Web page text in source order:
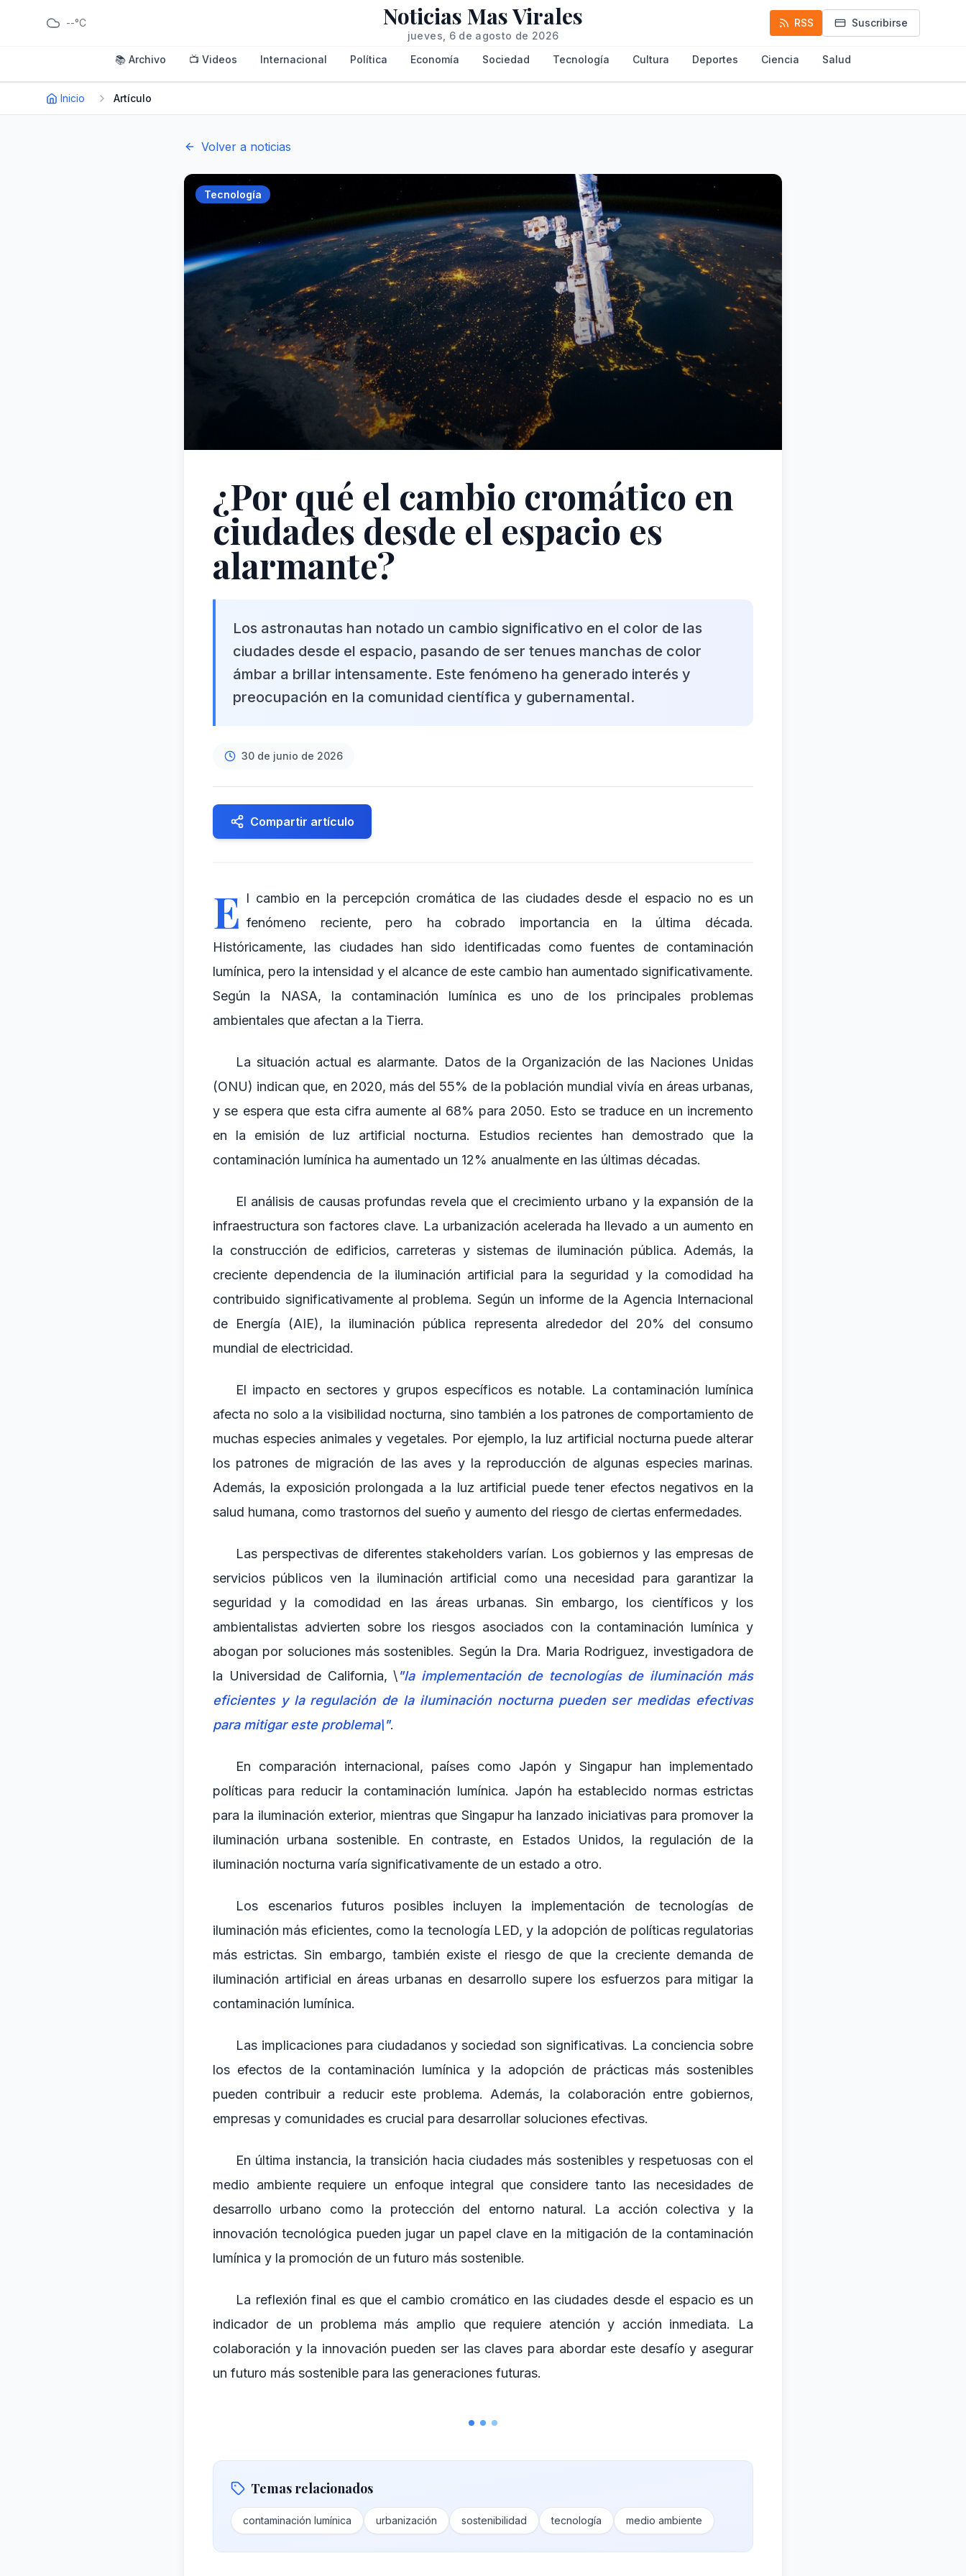
--°C Noticias Mas Virales
jueves, 6 de agosto de 2026
RSS Suscribirse
📚 Archivo 📺 Videos Internacional Política Economía Sociedad Tecnología Cultura Deportes Ciencia Salud
Inicio Artículo
Volver a noticias
Tecnología
¿Por qué el cambio cromático en
ciudades desde el espacio es
alarmante?
Los astronautas han notado un cambio significativo en el color de las
ciudades desde el espacio, pasando de ser tenues manchas de color
ámbar a brillar intensamente. Este fenómeno ha generado interés y
preocupación en la comunidad científica y gubernamental.
30 de junio de 2026
Compartir artículo
E l cambio en la percepción cromática de las ciudades desde el espacio no es un
fenómeno reciente, pero ha cobrado importancia en la última década.
Históricamente, las ciudades han sido identificadas como fuentes de contaminación
lumínica, pero la intensidad y el alcance de este cambio han aumentado significativamente.
Según la NASA, la contaminación lumínica es uno de los principales problemas
ambientales que afectan a la Tierra.
La situación actual es alarmante. Datos de la Organización de las Naciones Unidas
(ONU) indican que, en 2020, más del 55% de la población mundial vivía en áreas urbanas,
y se espera que esta cifra aumente al 68% para 2050. Esto se traduce en un incremento
en la emisión de luz artificial nocturna. Estudios recientes han demostrado que la
contaminación lumínica ha aumentado un 12% anualmente en las últimas décadas.
El análisis de causas profundas revela que el crecimiento urbano y la expansión de la
infraestructura son factores clave. La urbanización acelerada ha llevado a un aumento en
la construcción de edificios, carreteras y sistemas de iluminación pública. Además, la
creciente dependencia de la iluminación artificial para la seguridad y la comodidad ha
contribuido significativamente al problema. Según un informe de la Agencia Internacional
de Energía (AIE), la iluminación pública representa alrededor del 20% del consumo
mundial de electricidad.
El impacto en sectores y grupos específicos es notable. La contaminación lumínica
afecta no solo a la visibilidad nocturna, sino también a los patrones de comportamiento de
muchas especies animales y vegetales. Por ejemplo, la luz artificial nocturna puede alterar
los patrones de migración de las aves y la reproducción de algunas especies marinas.
Además, la exposición prolongada a la luz artificial puede tener efectos negativos en la
salud humana, como trastornos del sueño y aumento del riesgo de ciertas enfermedades.
Las perspectivas de diferentes stakeholders varían. Los gobiernos y las empresas de
servicios públicos ven la iluminación artificial como una necesidad para garantizar la
seguridad y la comodidad en las áreas urbanas. Sin embargo, los científicos y los
ambientalistas advierten sobre los riesgos asociados con la contaminación lumínica y
abogan por soluciones más sostenibles. Según la Dra. Maria Rodriguez, investigadora de
la Universidad de California, \"la implementación de tecnologías de iluminación más
eficientes y la regulación de la iluminación nocturna pueden ser medidas efectivas
para mitigar este problema\".
En comparación internacional, países como Japón y Singapur han implementado
políticas para reducir la contaminación lumínica. Japón ha establecido normas estrictas
para la iluminación exterior, mientras que Singapur ha lanzado iniciativas para promover la
iluminación urbana sostenible. En contraste, en Estados Unidos, la regulación de la
iluminación nocturna varía significativamente de un estado a otro.
Los escenarios futuros posibles incluyen la implementación de tecnologías de
iluminación más eficientes, como la tecnología LED, y la adopción de políticas regulatorias
más estrictas. Sin embargo, también existe el riesgo de que la creciente demanda de
iluminación artificial en áreas urbanas en desarrollo supere los esfuerzos para mitigar la
contaminación lumínica.
Las implicaciones para ciudadanos y sociedad son significativas. La conciencia sobre
los efectos de la contaminación lumínica y la adopción de prácticas más sostenibles
pueden contribuir a reducir este problema. Además, la colaboración entre gobiernos,
empresas y comunidades es crucial para desarrollar soluciones efectivas.
En última instancia, la transición hacia ciudades más sostenibles y respetuosas con el
medio ambiente requiere un enfoque integral que considere tanto las necesidades de
desarrollo urbano como la protección del entorno natural. La acción colectiva y la
innovación tecnológica pueden jugar un papel clave en la mitigación de la contaminación
lumínica y la promoción de un futuro más sostenible.
La reflexión final es que el cambio cromático en las ciudades desde el espacio es un
indicador de un problema más amplio que requiere atención y acción inmediata. La
colaboración y la innovación pueden ser las claves para abordar este desafío y asegurar
un futuro más sostenible para las generaciones futuras.
Temas relacionados
contaminación lumínica urbanización sostenibilidad tecnología medio ambiente